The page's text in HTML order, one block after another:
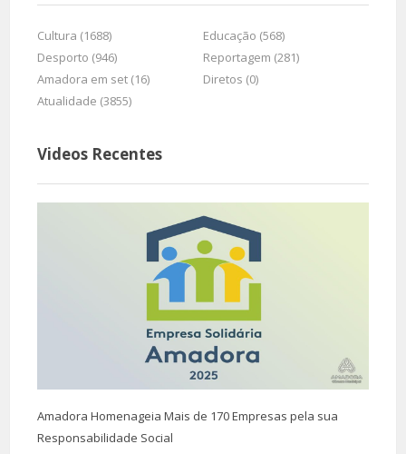
Cultura (1688)
Educação (568)
Desporto (946)
Reportagem (281)
Amadora em set (16)
Diretos (0)
Atualidade (3855)
Videos Recentes
Amadora Homenageia Mais de 170 Empresas pela sua
Responsabilidade Social